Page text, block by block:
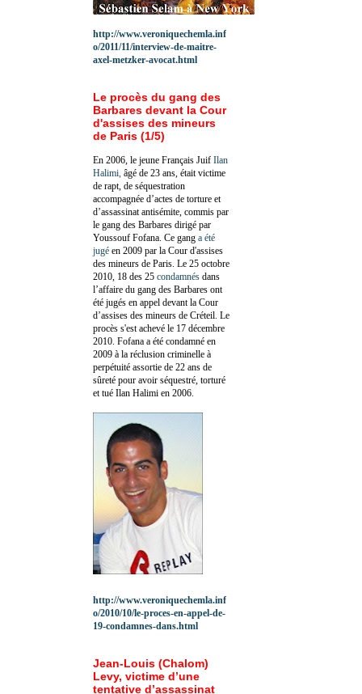
http://www.veroniquechemla.inf
o/2011/11/interview-de-maitre-
axel-metzker-avocat.html
Le procès du gang des
Barbares devant la Cour
d'assises des mineurs
de Paris (1/5)
En 2006, le jeune Français Juif Ilan
Halimi, âgé de 23 ans, était victime
de rapt, de séquestration
accompagnée d’actes de torture et
d’assassinat antisémite, commis par
le gang des Barbares dirigé par
Youssouf Fofana. Ce gang a été
jugé en 2009 par la Cour d'assises
des mineurs de Paris. Le 25 octobre
2010, 18 des 25 condamnés dans
l’affaire du gang des Barbares ont
été jugés en appel devant la Cour
d’assises des mineurs de Créteil. Le
procès s'est achevé le 17 décembre
2010. Fofana a été condamné en
2009 à la réclusion criminelle à
perpétuité assortie de 22 ans de
sûreté pour avoir séquestré, torturé
et tué Ilan Halimi en 2006.
http://www.veroniquechemla.inf
o/2010/10/le-proces-en-appel-de-
19-condamnes-dans.html
Jean-Louis (Chalom)
Levy, victime d’une
tentative d’assassinat